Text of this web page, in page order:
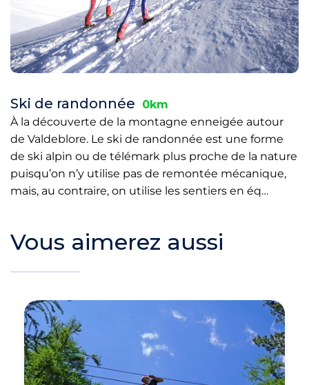
Ski de randonnée
0km
À la découverte de la montagne enneigée autour
de Valdeblore. Le ski de randonnée est une forme
de ski alpin ou de télémark plus proche de la nature
puisqu’on n’y utilise pas de remontée mécanique,
mais, au contraire, on utilise les sentiers en éq…
Vous aimerez aussi